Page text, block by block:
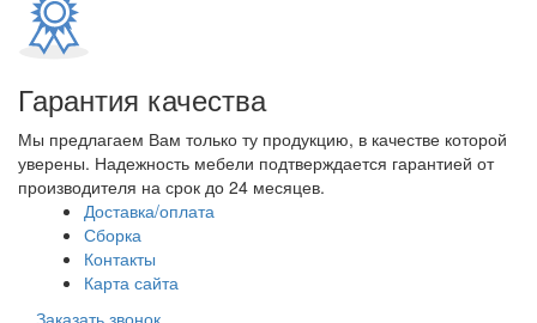
Гарантия качества
Мы предлагаем Вам только ту продукцию, в качестве которой
уверены. Надежность мебели подтверждается гарантией от
производителя на срок до 24 месяцев.
Доставка/оплата
Сборка
Контакты
Карта сайта
Заказать звонок